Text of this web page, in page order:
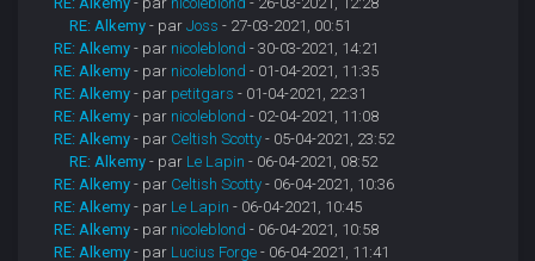
RE: Alkemy - parJoss - 27-03-2021, 00:51
RE: Alkemy - par nicoleblond - 30-03-2021, 14:21
RE: Alkemy - par nicoleblond - 01-04-2021, 11:35
RE: Alkemy - par petitgars - 01-04-2021, 22:31
RE: Alkemy - par nicoleblond - 02-04-2021, 11:08
RE: Alkemy - par Celtish Scotty - 05-04-2021, 23:52
RE: Alkemy - par Le Lapin - 06-04-2021, 08:52
RE: Alkemy - par Celtish Scotty - 06-04-2021, 10:36
RE: Alkemy - par Le Lapin - 06-04-2021, 10:45
RE: Alkemy - par nicoleblond - 06-04-2021, 10:58
RE: Alkemy - par Lucius Forge - 06-04-2021, 11:41